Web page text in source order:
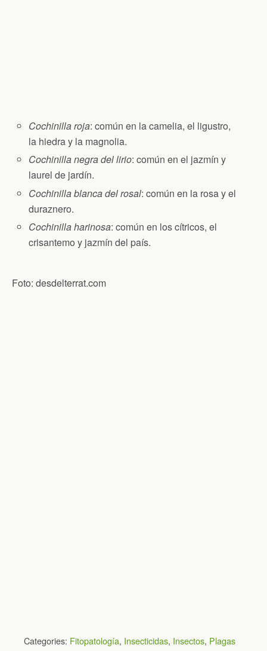
Cochinilla roja: común en la camelia, el ligustro,
la hiedra y la magnolia.
Cochinilla negra del lirio: común en el jazmín y
laurel de jardín.
Cochinilla blanca del rosal: común en la rosa y el
duraznero.
Cochinilla harinosa: común en los cítricos, el
crisantemo y jazmín del país.
Foto: desdelterrat.com
Categories: Fitopatología, Insecticidas, Insectos, Plagas